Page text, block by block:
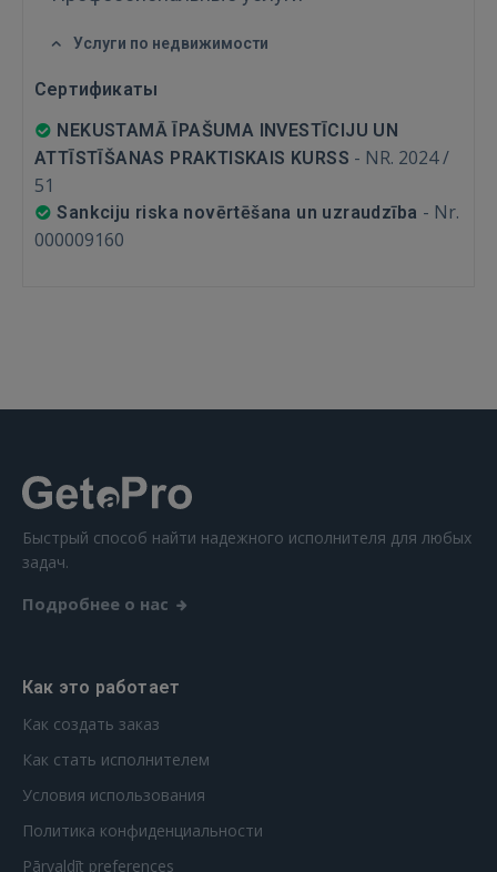
FACEBOOK
Услуги по недвижимости
Сертификаты
NEKUSTAMĀ ĪPAŠUMA INVESTĪCIJU UN
ATTĪSTĪŠANAS PRAKTISKAIS KURSS - NR. 2024 /
51
Sankciju riska novērtēšana un uzraudzība - Nr.
000009160
Быстрый способ найти надежного исполнителя для любых
задач.
Подробнее о нас
Как это работает
Как создать заказ
Как стать исполнителем
Условия использования
Политика конфиденциальности
Pārvaldīt preferences